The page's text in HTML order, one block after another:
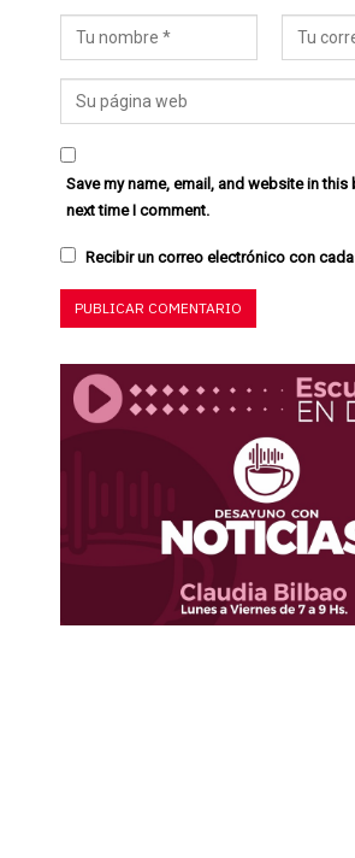
Save my name, email, and website in
next time I comment.
Recibir un correo electrónico con